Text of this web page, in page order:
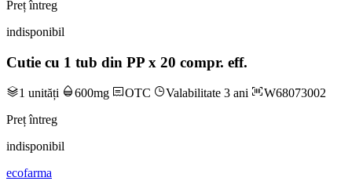
Preț întreg
indisponibil
Cutie cu 1 tub din PP x 20 compr. eff.
1 unități 600mg OTC Valabilitate 3 ani
W68073002
Preț întreg
indisponibil
ecofarma